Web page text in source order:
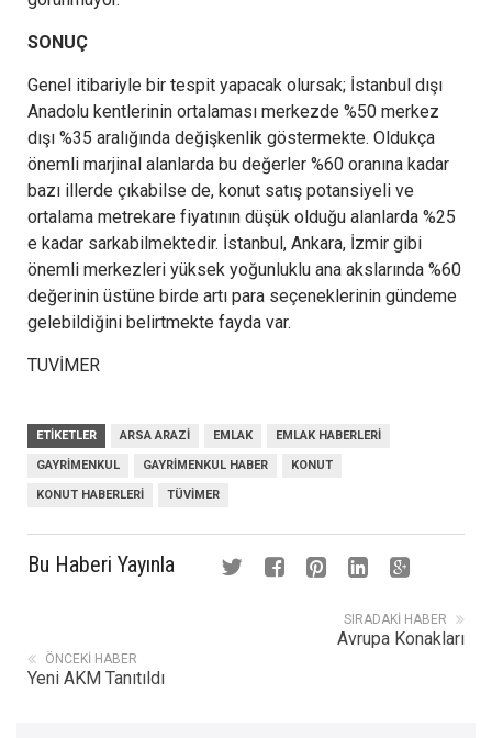
SONUÇ
Genel itibariyle bir tespit yapacak olursak; İstanbul dışı
Anadolu kentlerinin ortalaması merkezde %50 merkez
dışı %35 aralığında değişkenlik göstermekte. Oldukça
önemli marjinal alanlarda bu değerler %60 oranına kadar
bazı illerde çıkabilse de, konut satış potansiyeli ve
ortalama metrekare fiyatının düşük olduğu alanlarda %25
e kadar sarkabilmektedir. İstanbul, Ankara, İzmir gibi
önemli merkezleri yüksek yoğunluklu ana akslarında %60
değerinin üstüne birde artı para seçeneklerinin gündeme
gelebildiğini belirtmekte fayda var.
TUVİMER
ETIKETLER ARSA ARAZI EMLAK EMLAK HABERLERI
GAYRIMENKUL GAYRIMENKUL HABER KONUT
KONUT HABERLERI TÜVIMER
Bu Haberi Yayınla
SIRADAKI HABER
Avrupa Konakları
ÖNCEKI HABER
Yeni AKM Tanıtıldı